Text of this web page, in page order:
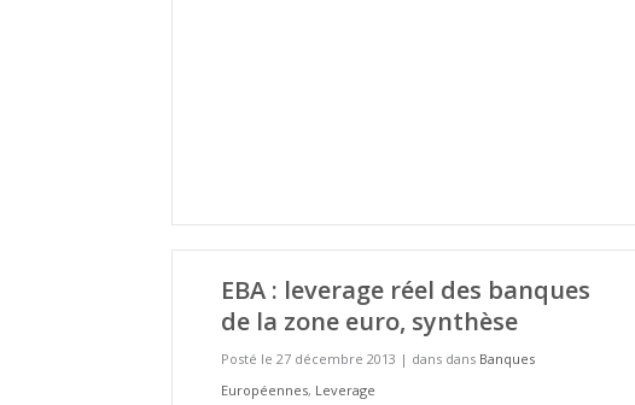
EBA : leverage réel des banques
de la zone euro, synthèse
Posté le 27 décembre 2013 | dans dans Banques
Européennes, Leverage